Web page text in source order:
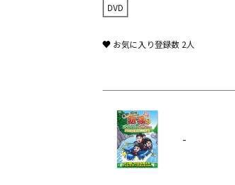
DVD
お気に入り登録数 2人
-